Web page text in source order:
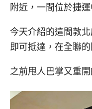
附近，一間位於捷
今天介紹的這間敦
即可抵達，在全聯
之前甩人巴掌又重